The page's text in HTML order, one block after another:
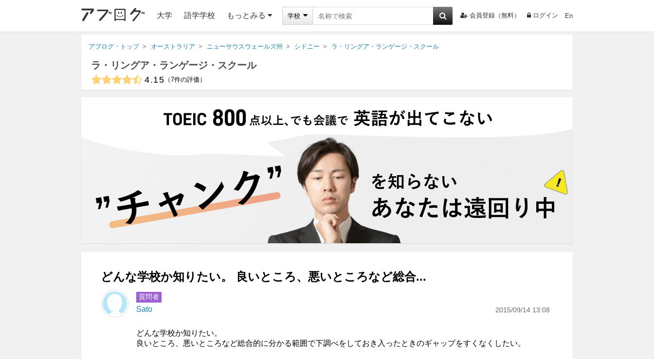
大学 語学学校 もっとみる 学校 会員登録（無料） ログイン En
アブログ・トップ オーストラリア ニューサウスウェールズ州 シドニー ラ・リングア・ランゲージ・スクール
ラ・リングア・ランゲージ・スクール
4.15 7件の評価
どんな学校か知りたい。 良いところ、悪いところなど総合...
質問者
Sato 2015/09/14 13:08
どんな学校か知りたい。
良いところ、悪いところなど総合的に分かる範囲で下調べをしておき入ったときのギャップをすくなくしたい。